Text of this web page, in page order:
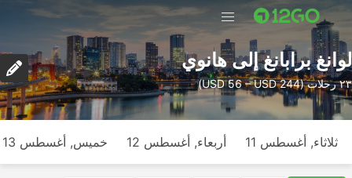
لوانغ برابانغ إلى هانوي
٢٣ رحلات (USD 56 – USD 244)
ثلاثاء, أغسطس 11 أربعاء, أغسطس 12 خميس, أغسطس 13